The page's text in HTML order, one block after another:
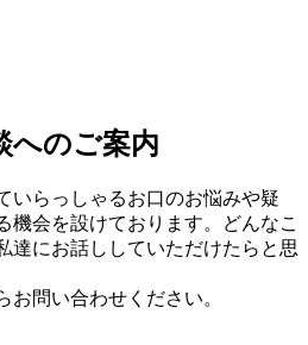
へのご案内
いらっしゃるお口のお悩みや疑
機会を設けております。どんなこ
達にお話ししていただけたらと思
お問い合わせください。